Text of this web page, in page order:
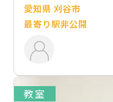
愛知県 刈谷市
最寄り駅非公開
教室